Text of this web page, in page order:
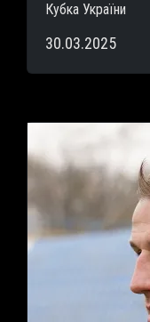
Кубка України
30.03.2025